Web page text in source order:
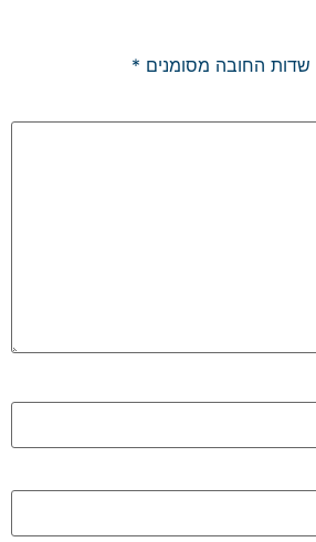
שדות החובה מסומנים *